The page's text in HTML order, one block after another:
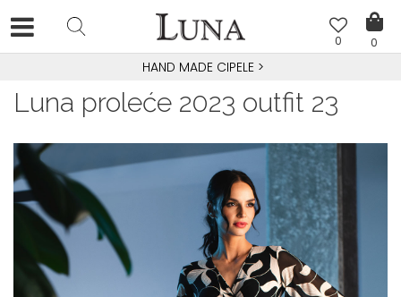
0
0
HAND MADE CIPELE >
Luna proleće 2023 outfit 23